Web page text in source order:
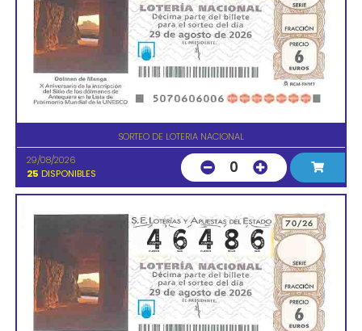
SORTEO DE LOTERIA NACIONAL
29/08/2026
25 DISPONIBLES 0